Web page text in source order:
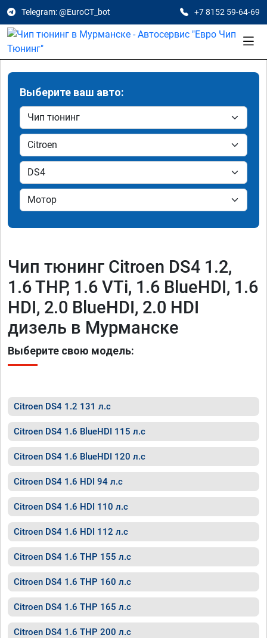
Telegram: @EuroCT_bot +7 8152 59-64-69
Выберите ваш авто:
Чип тюнинг Citroen DS4 1.2,
1.6 THP, 1.6 VTi, 1.6 BlueHDI, 1.6
HDI, 2.0 BlueHDI, 2.0 HDI
дизель в Мурманске
Выберите свою модель:
Citroen DS4 1.2 131 л.с
Citroen DS4 1.6 BlueHDI 115 л.с
Citroen DS4 1.6 BlueHDI 120 л.с
Citroen DS4 1.6 HDI 94 л.с
Citroen DS4 1.6 HDI 110 л.с
Citroen DS4 1.6 HDI 112 л.с
Citroen DS4 1.6 THP 155 л.с
Citroen DS4 1.6 THP 160 л.с
Citroen DS4 1.6 THP 165 л.с
Citroen DS4 1.6 THP 200 л.с